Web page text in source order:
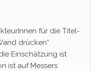
für die Titel-
drücken“
Einschätzung ist
ist auf Messers